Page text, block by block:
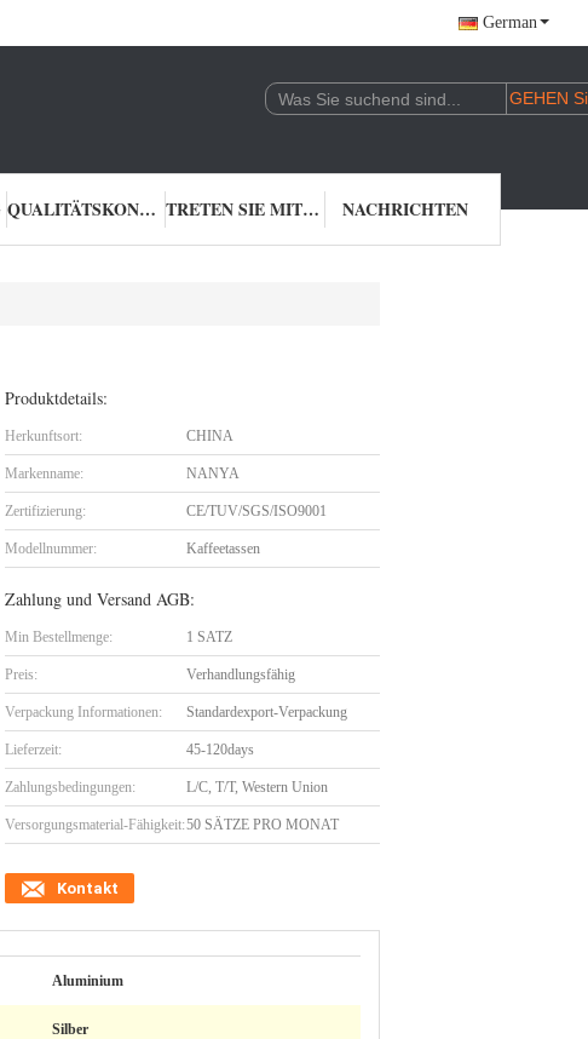
German
QUALITÄTSKONTROLLE TRETEN SIE MIT UNS IN VERBINDUNG NACHRICHTEN
Produktdetails:
Herkunftsort: CHINA
Markenname: NANYA
Zertifizierung: CE/TUV/SGS/ISO9001
Modellnummer: Kaffeetassen
Zahlung und Versand AGB:
Min Bestellmenge: 1 SATZ
Preis: Verhandlungsfähig
Verpackung Informationen: Standardexport-Verpackung
Lieferzeit: 45-120days
Zahlungsbedingungen: L/C, T/T, Western Union
Versorgungsmaterial-Fähigkeit:50 SÄTZE PRO MONAT
Kontakt
Aluminium
Silber